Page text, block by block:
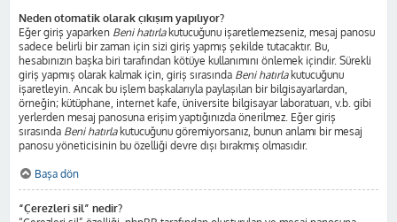
Neden otomatik olarak çıkışım yapılıyor?
Eğer giriş yaparken Beni hatırlakutucuğunu işaretlemezseniz, mesaj panosu
sadece belirli bir zaman için sizi giriş yapmış şekilde tutacaktır. Bu,
hesabınızın başka biri tarafından kötüye kullanımını önlemek içindir. Sürekli
giriş yapmış olarak kalmak için, giriş sırasında Beni hatırlakutucuğunu
işaretleyin. Ancak bu işlem başkalarıyla paylaşılan bir bilgisayarlardan,
örneğin; kütüphane, internet kafe, üniversite bilgisayar laboratuarı, v.b. gibi
yerlerden mesaj panosuna erişim yaptığınızda önerilmez. Eğer giriş
sırasında Beni hatırlakutucuğunu göremiyorsanız, bunun anlamı bir mesaj
panosu yöneticisinin bu özelliği devre dışı bırakmış olmasıdır.
Başa dön
“Çerezleri sil” nedir?